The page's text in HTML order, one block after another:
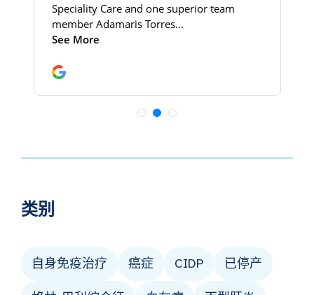
类别
自身免疫治疗 癌症 CIDP 已停产